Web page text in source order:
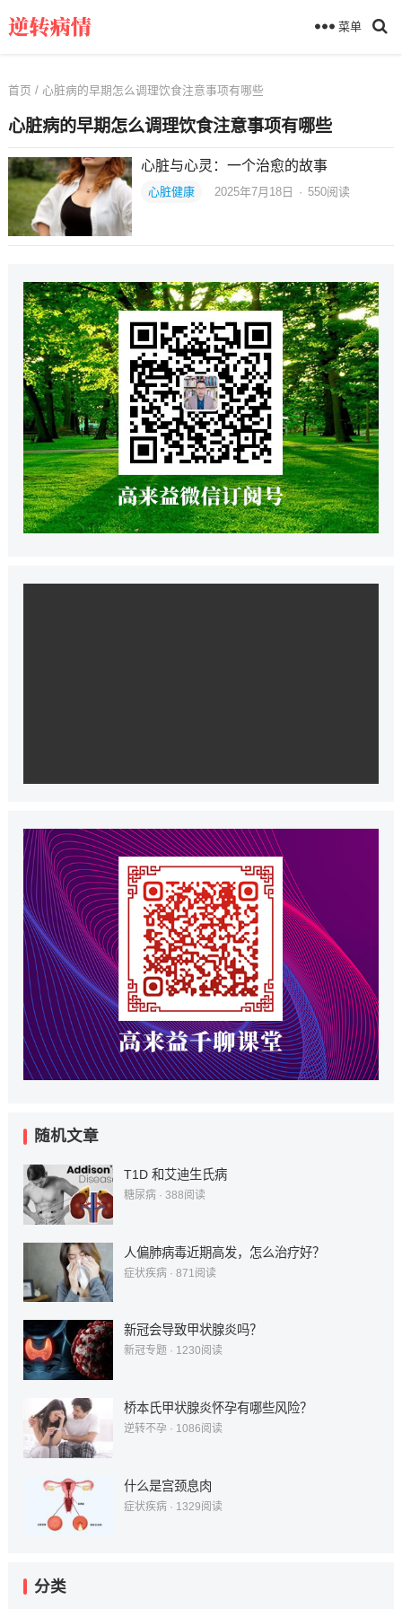
菜单
首页 / 心脏病的早期怎么调理饮食注意事项有哪些
心脏病的早期怎么调理饮食注意事项有哪些
心脏与心灵：一个治愈的故事
心脏健康 2025年7月18日 · 550阅读
随机文章
T1D 和艾迪生氏病
糖尿病· 388阅读
人偏肺病毒近期高发，怎么治疗好？
症状疾病· 871 阅读
新冠会导致甲状腺炎吗？
新冠专题 · 1230阅读
桥本氏甲状腺炎怀孕有哪些风险？
逆转不孕· 1086阅读
什么是宫颈息肉
症状疾病· 1329阅读
分类